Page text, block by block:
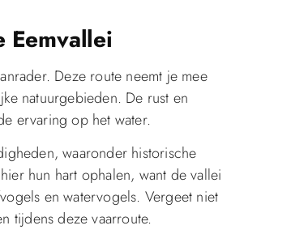
Eemvallei
Deze route neemt je mee
natuurgebieden. De rust en
ervaring op het water.
waaronder historische
hun hart ophalen, want de vallei
en watervogels. Vergeet niet
tijdens deze vaarroute.